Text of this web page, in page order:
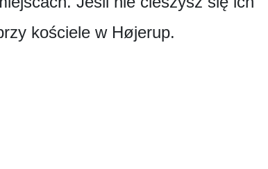
kościele w Højerup.